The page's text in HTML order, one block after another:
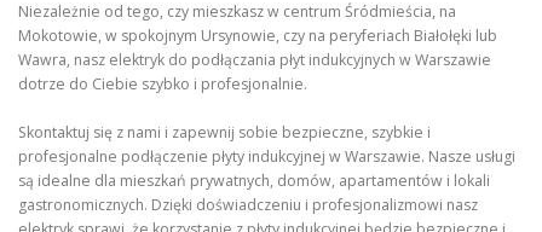
Niezależnie od tego, czy mieszkasz w centrum Śródmieścia, na
Mokotowie, w spokojnym Ursynowie, czy na peryferiach Białołęki lub
Wawra, nasz elektryk do podłączania płyt indukcyjnych w Warszawie
dotrze do Ciebie szybko i profesjonalnie.
Skontaktuj się z nami i zapewnij sobie bezpieczne, szybkie i
profesjonalne podłączenie płyty indukcyjnej w Warszawie. Nasze usługi
są idealne dla mieszkań prywatnych, domów, apartamentów i lokali
gastronomicznych. Dzięki doświadczeniu i profesjonalizmowi nasz